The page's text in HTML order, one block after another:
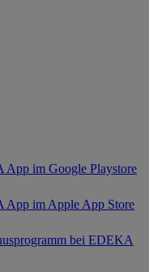
App im Google Playstore
App im Apple App Store
bei EDEKA